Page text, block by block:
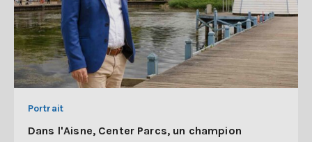
Portrait
Dans l'Aisne, Center Parcs, un champion